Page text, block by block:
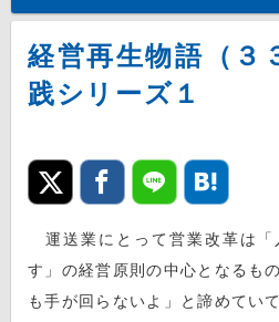
経営再生物語（３
践シリーズ１
運送業にとって営業改革は「
す」の経営原則の中心となるも
も手が回らないよ」と諦めてい